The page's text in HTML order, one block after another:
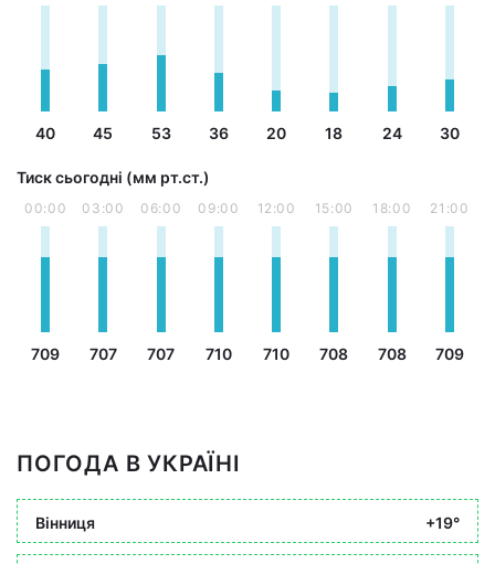
40 45 53 36 20 18 24 30
Тиск сьогодні (мм рт.ст.)
00:00
709
03:00
707
06:00
707
09:00
710
12:00
710
15:00
708
18:00
708
21:00
709
ПОГОДА В УКРАЇНІ
Вінниця +19°